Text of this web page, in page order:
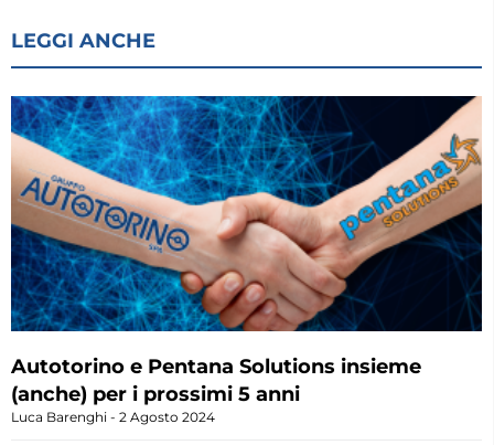
LEGGI ANCHE
Autotorino e Pentana Solutions insieme
(anche) per i prossimi 5 anni
Luca Barenghi 2 Agosto 2024